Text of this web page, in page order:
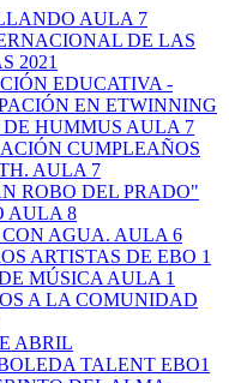
AULA 7
DE LAS
2021
EDUCATIVA -
EN ETWINNING
DE HUMMUS AULA 7
CUMPLEAÑOS
AULA 7
ROBO DEL PRADO"
AULA 8
CON AGUA. AULA 6
ARTISTAS DE EBO 1
MÚSICA AULA 1
A LA COMUNIDAD
ABRIL
TALENT EBO1